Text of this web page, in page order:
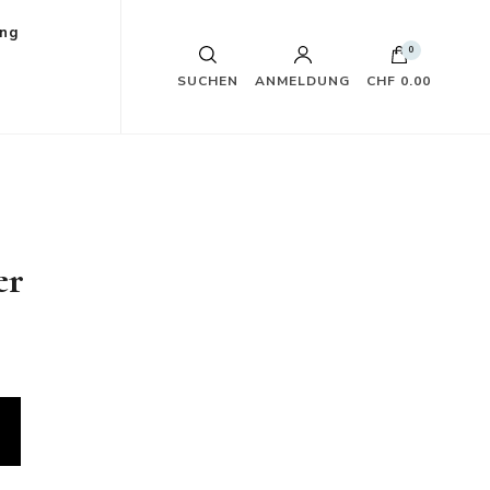
SUCHEN ANMELDUNG
0
CHF 0.00